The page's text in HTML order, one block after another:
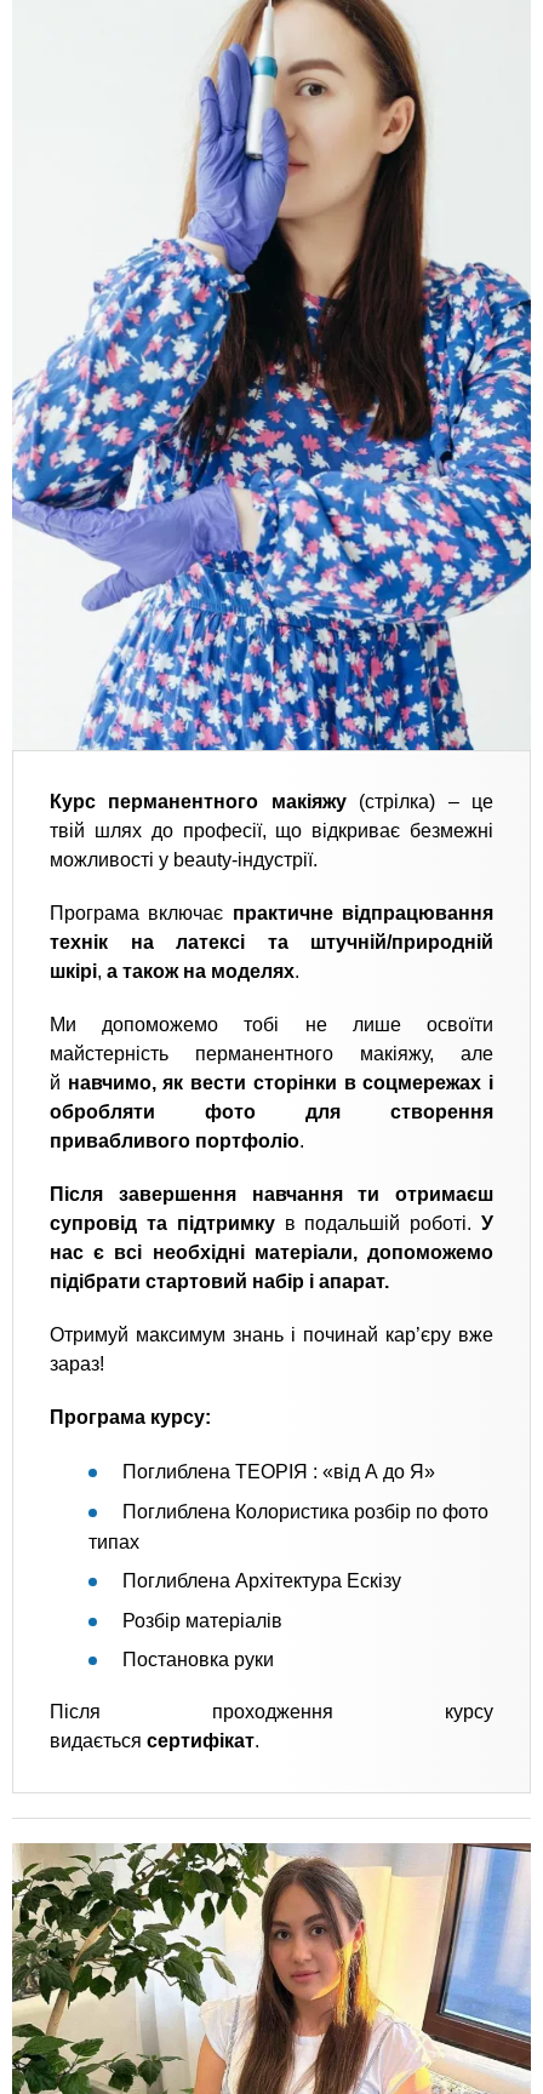
Курс перманентного макіяжу(стрілка) – це
твій шлях до професії, що відкриває безмежні
можливості у beauty-індустрії.
Програма включає практичне відпрацювання
технік на латексі та штучній/природній
шкірі, а також на моделях.
Ми допоможемо тобі не лише освоїти
майстерність перманентного макіяжу, але
й навчимо, як вести сторінки в соцмережах і
обробляти фото для створення
привабливого портфоліо.
Після завершення навчання ти отримаєш
супровід та підтримкув подальшій роботі.У
нас є всі необхідні матеріали, допоможемо
підібрати стартовий набір і апарат.
Отримуй максимум знань і починай кар’єру вже
зараз!
Програма курсу:
Поглиблена ТЕОРІЯ : «від А до Я»
Поглиблена Колористика розбір по фото
типах
Поглиблена Архітектура Ескізу
Розбір матеріалів
Постановка руки
Після проходження курсу
видається сертифікат.